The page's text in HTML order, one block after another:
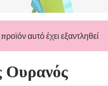
αυτό έχει εξαντληθεί
Ουρανός